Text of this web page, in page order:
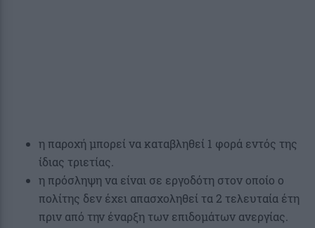
η παροχή μπορεί να καταβληθεί 1 φορά εντός της
ίδιας τριετίας.
η πρόσληψη να είναι σε εργοδότη στον οποίο ο
πολίτης δεν έχει απασχοληθεί τα 2 τελευταία έτη
πριν από την έναρξη των επιδομάτων ανεργίας.